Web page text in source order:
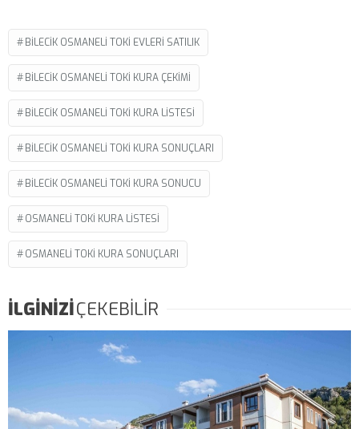
BILECIK OSMANELI TOKI EVLERI SATILIK
BILECIK OSMANELI TOKI KURA ÇEKIMI
BILECIK OSMANELI TOKI KURA LISTESI
BILECIK OSMANELI TOKI KURA SONUÇLARI
BILECIK OSMANELI TOKI KURA SONUCU
OSMANELI TOKI KURA LISTESI
OSMANELI TOKI KURA SONUÇLARI
İLGİNİZİÇEKEBİLİR